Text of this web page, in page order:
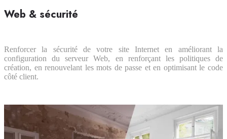
Web & sécurité
Renforcer la sécurité de votre site Internet en améliorant la
configuration du serveur Web, en renforçant les politiques de
création, en renouvelant les mots de passe et en optimisant le code
côté client.